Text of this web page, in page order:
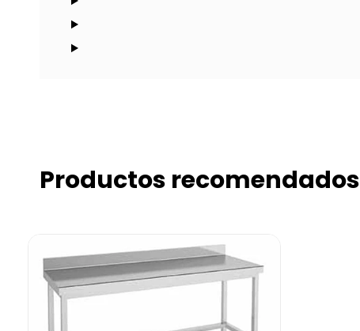
Productos recomendados